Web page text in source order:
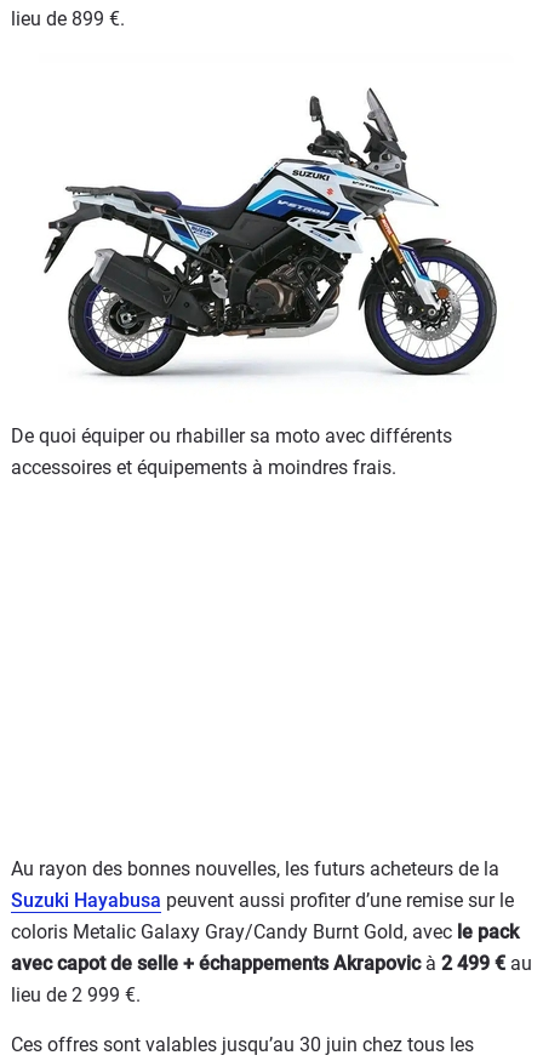
lieu de 899 €.
De quoi équiper ou rhabiller sa moto avec différents
accessoires et équipements à moindres frais.
Au rayon des bonnes nouvelles, les futurs acheteurs de la
Suzuki Hayabusa peuvent aussi profiter d’une remise sur le
coloris Metalic Galaxy Gray/Candy Burnt Gold, avec le pack
avec capot de selle + échappements Akrapovicà 2 499 € au
lieu de 2 999 €.
Ces offres sont valables jusqu’au 30 juin chez tous les